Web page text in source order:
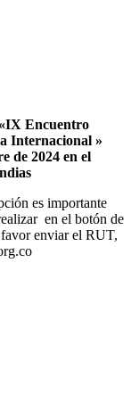
Encuentro
Internacional »
de 2024 en el
es importante
en el botón de
favor enviar el RUT,